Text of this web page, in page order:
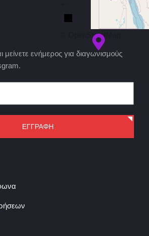
© OpenStreetMap
ενήμερος για διαγωνισμούς
ΕΓΓΡΑΦΗ